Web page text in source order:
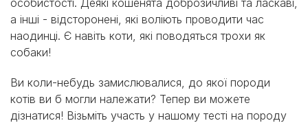
а інші - відсторонені, які воліють проводити час
наодинці. Є навіть коти, які поводяться трохи як
собаки!
Ви коли-небудь замислювалися, до якої породи
котів ви б могли належати? Тепер ви можете
дізнатися! Візьміть участь у нашому тесті на породу